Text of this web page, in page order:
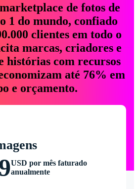
de fotos de
1 do mundo, confiado
clientes em todo o
marcas, criadores e
histórias com recursos
até 76% em
e orçamento.
USD por mês faturado
anualmente